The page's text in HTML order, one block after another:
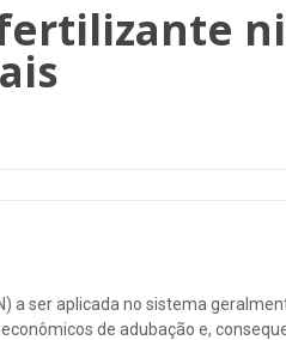
a ser aplicada no sistema
de adubação e,